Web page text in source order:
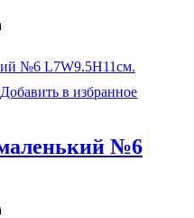
Добавить в избранное
№6